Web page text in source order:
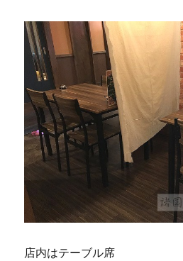
店内はテーブル席